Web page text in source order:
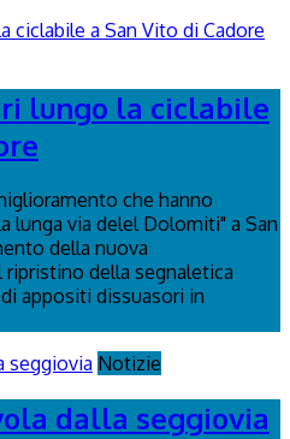
lungo la ciclabile
che hanno
lunga via delel Dolomiti" a San
della nuova
della segnaletica
appositi dissuasori in
Notizie
dalla seggiovia